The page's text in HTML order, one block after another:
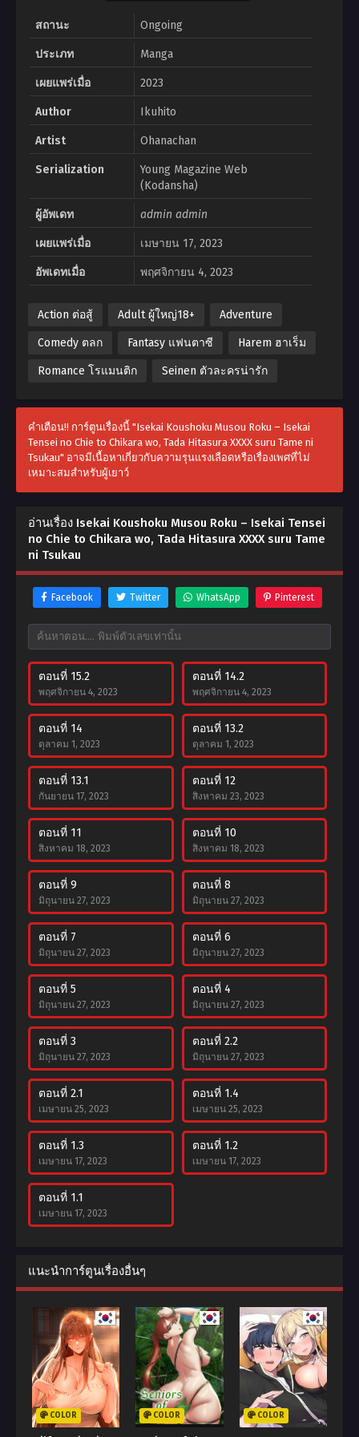
สถานะ Ongoing
ประเภท Manga
เผยแพร่เมื่อ 2023
Author Ikuhito
Artist Ohanachan
Serialization
Young Magazine Web
(Kodansha)
ผู้อัพเดท admin admin
เผยแพร่เมื่อ เมษายน 17, 2023
อัพเดทเมื่อ พฤศจิกายน 4, 2023
Action ต่อสู้ Adult ผู้ใหญ่18+ Adventure
Comedy ตลก Fantasy แฟนตาซี Harem ฮาเร็ม
Romance โรแมนติก Seinen ตัวละครน่ารัก
คำเตือน!! การ์ตูนเรื่องนี้ "Isekai Koushoku Musou Roku – Isekai
Tensei no Chie to Chikara wo, Tada Hitasura XXXX suru Tame ni
Tsukau" อาจมีเนื้อหาเกี่ยวกับความรุนแรงเลือดหรือเรื่องเพศที่ไม่
เหมาะสมสำหรับผู้เยาว์
อ่านเรื่อง Isekai Koushoku Musou Roku – Isekai Tensei
no Chie to Chikara wo, Tada Hitasura XXXX suru Tame
ni Tsukau
Facebook Twitter WhatsApp Pinterest
ตอนที่ 15.2
พฤศจิกายน 4, 2023
ตอนที่ 14.2
พฤศจิกายน 4, 2023
ตอนที่ 14
ตุลาคม 1, 2023
ตอนที่ 13.2
ตุลาคม 1, 2023
ตอนที่ 13.1
กันยายน 17, 2023
ตอนที่ 12
สิงหาคม 23, 2023
ตอนที่ 11
สิงหาคม 18, 2023
ตอนที่ 10
สิงหาคม 18, 2023
ตอนที่ 9
มิถุนายน 27, 2023
ตอนที่ 8
มิถุนายน 27, 2023
ตอนที่ 7
มิถุนายน 27, 2023
ตอนที่ 6
มิถุนายน 27, 2023
ตอนที่ 5
มิถุนายน 27, 2023
ตอนที่ 4
มิถุนายน 27, 2023
ตอนที่ 3
มิถุนายน 27, 2023
ตอนที่ 2.2
มิถุนายน 27, 2023
ตอนที่ 2.1
เมษายน 25, 2023
ตอนที่ 1.4
เมษายน 25, 2023
ตอนที่ 1.3
เมษายน 17, 2023
ตอนที่ 1.2
เมษายน 17, 2023
ตอนที่ 1.1
เมษายน 17, 2023
แนะนำการ์ตูนเรื่องอื่นๆ
COLOR COLOR COLOR